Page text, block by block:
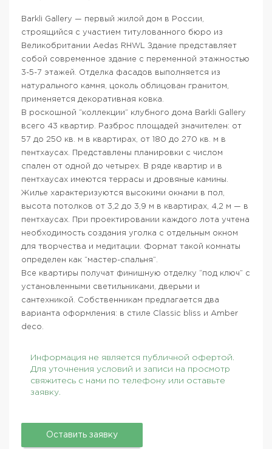
Barkli Gallery — первый жилой дом в России,
строящийся с участием титулованного бюро из
Великобритании Aedas RHWL Здание представляет
собой современное здание с переменной этажностью
3-5-7 этажей. Отделка фасадов выполняется из
натурального камня, цоколь облицован гранитом,
применяется декоративная ковка.
В роскошной “коллекции” клубного дома Barkli Gallery
всего 43 квартир. Разброс площадей значителен: от
57 до 250 кв. м в квартирах, от 180 до 270 кв. м в
пентхаусах. Представлены планировки с числом
спален от одной до четырех. В ряде квартир и в
пентхаусах имеются террасы и дровяные камины.
Жилье характеризуются высокими окнами в пол,
высота потолков от 3,2 до 3,9 м в квартирах, 4,2 м — в
пентхаусах. При проектировании каждого лота учтена
необходимость создания уголка с отдельным окном
для творчества и медитации. Формат такой комнаты
определен как “мастер-спальня”.
Все квартиры получат финишную отделку “под ключ” с
установленными светильниками, дверьми и
сантехникой. Собственникам предлагается два
варианта оформления: в стиле Classic bliss и Amber
deco.
Информация не является публичной офертой.
Для уточнения условий и записи на просмотр
свяжитесь с нами по телефону или оставьте
заявку.
Оставить заявку